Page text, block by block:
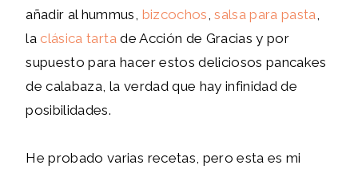
añadir al hummus, bizcochos,salsapara pasta,
laclásicatartade Acción de Gracias y por
supuesto para hacer estos deliciosos pancakes
de calabaza, la verdad que hay infinidad de
posibilidades.
He probado varias recetas, pero esta es mi